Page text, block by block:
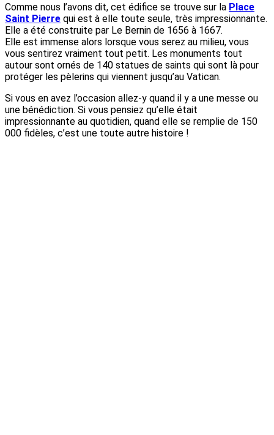
Comme nous l’avons dit, cet édifice se trouve sur la Place
Saint Pierre qui est à elle toute seule, très impressionnante.
Elle a été construite par Le Bernin de 1656 à 1667.
Elle est immense alors lorsque vous serez au milieu, vous
vous sentirez vraiment tout petit. Les monuments tout
autour sont ornés de 140 statues de saints qui sont là pour
protéger les pèlerins qui viennent jusqu’au Vatican.
Si vous en avez l’occasion allez-y quand il y a une messe ou
une bénédiction. Si vous pensiez qu’elle était
impressionnante au quotidien, quand elle se remplie de 150
000 fidèles, c’est une toute autre histoire !